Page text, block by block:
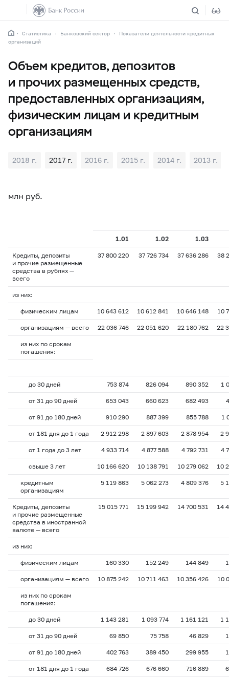
Статистика Банковский сектор
Показатели деятельности кредитных
организаций
Объем кредитов, депозитов
и прочих размещенных средств,
предоставленных организациям,
физическим лицам и кредитным
организациям
2018 г. 2017 г. 2016 г. 2015 г. 2014 г. 2013 г.
млн руб.
1.01 1.02 1.03
Кредиты, депозиты
и прочие размещенные
средства в рублях —
всего
37 800 220 37 726 734 37 636 286 38
из них:
физическим лицам 10 643 612 10 612 841 10 646 148 10
организациям — всего 22 036 746 22 051 620 22 180 762 22
из них по срокам
погашения:
до 30 дней 753 874 826 094 890 352 1
от 31 до 90 дней 653 043 660 623 682 493
от 91 до 180 дней 910 290 887 399 855 788 1
от 181 дня до 1 года 2 912 298 2 897 603 2 878 954 2
от 1 года до 3 лет 4 933 714 4 877 588 4 792 731 4
свыше 3 лет 10 166 620 10 138 791 10 279 062 10
кредитным
организациям
5 119 863 5 062 273 4 809 376 5
Кредиты, депозиты
и прочие размещенные
средства в иностранной
валюте — всего
15 015 771 15 199 942 14 700 531 14
из них:
физическим лицам 160 330 152 249 144 849
организациям — всего 10 875 242 10 711 463 10 356 426 10
из них по срокам
погашения:
до 30 дней 1 143 281 1 093 774 1 161 121 1
от 31 до 90 дней 69 850 75 758 46 829
от 91 до 180 дней 402 763 389 450 299 955
от 181 дня до 1 года 684 726 676 660 716 889